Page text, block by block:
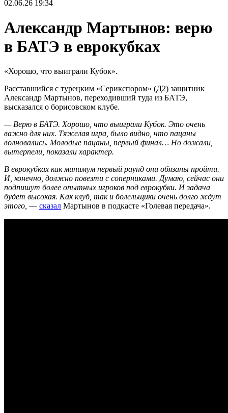
02.06.26 19:34
Александр Мартынов: верю
в БАТЭ в еврокубках
«Хорошо, что выиграли Кубок».
Расставшийся с турецким «Серикспором» (Д2) защитник
Александр Мартынов, переходивший туда из БАТЭ,
высказался о борисовском клубе.
— Верю в БАТЭ. Хорошо, что выиграли Кубок. Это очень
важно для них. Тяжелая игра, было видно, что пацаны
волновались. Молодые пацаны, первый финал… Но дожали,
вытерпели, показали характер.
В еврокубках как минимум первый раунд они обязаны пройти.
И, конечно, должно повезти с соперниками. Думаю, сейчас они
подпишут более опытных игроков под еврокубки. И задача
будет высокая. Как клуб, так и болельщики очень долго ждут
этого, — сказал Мартынов в подкасте «Голевая передача».